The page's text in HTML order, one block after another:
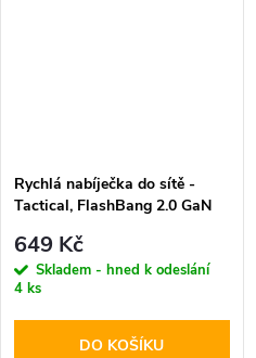
Rychlá nabíječka do sítě -
Tactical, FlashBang 2.0 GaN
649 Kč
Skladem - hned k odeslání
4 ks
DO KOŠÍKU